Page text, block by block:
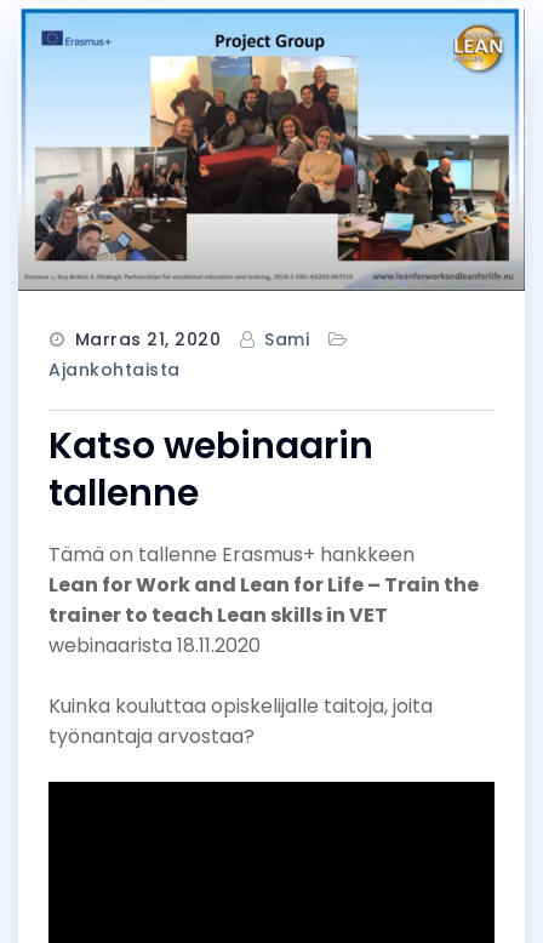
Marras 21, 2020
Sami
Ajankohtaista
Katso webinaarin
tallenne
Tämä on tallenne Erasmus+ hankkeen
Lean for Work and Lean for Life – Train the
trainer to teach Lean skills in VET
webinaarista 18.11.2020
Kuinka kouluttaa opiskelijalle taitoja, joita
työnantaja arvostaa?